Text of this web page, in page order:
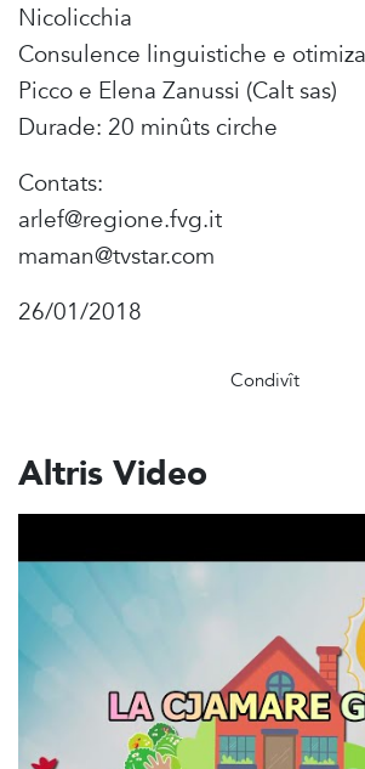
Nicolicchia
Consulence linguistiche e
Picco e Elena Zanussi (Calt sas)
Durade: 20 minûts cirche
Contats:
arlef@regione.fvg.it
maman@tvstar.com
26/01/2018
Condivît
Altris Video